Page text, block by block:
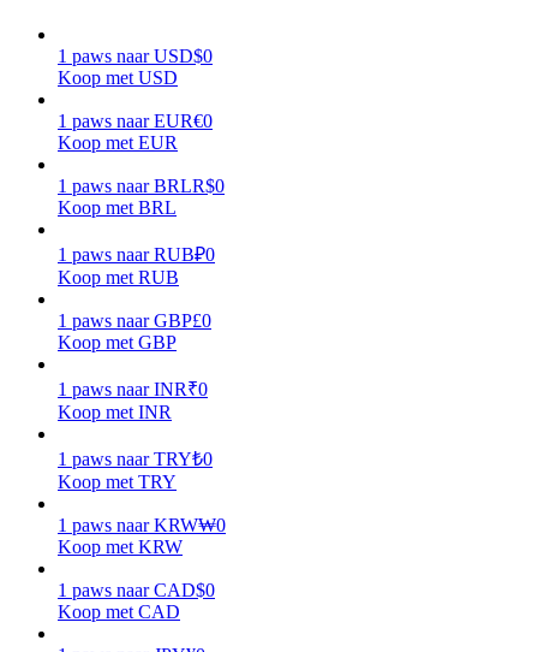
Verdienen
Macht varkentje
Verdien dagelijks competitieve beloningen
1 paws naar USD$0
Koop met USD
1 paws naar EUR€0
Koop met EUR
1 paws naar BRLR$0
Koop met BRL
1 paws naar RUB₽0
Koop met RUB
1 paws naar GBP£0
Koop met GBP
1 paws naar INR₹0
Koop met INR
1 paws naar TRY₺0
Koop met TRY
1 paws naar KRW₩0
Koop met KRW
1 paws naar CAD$0
Koop met CAD